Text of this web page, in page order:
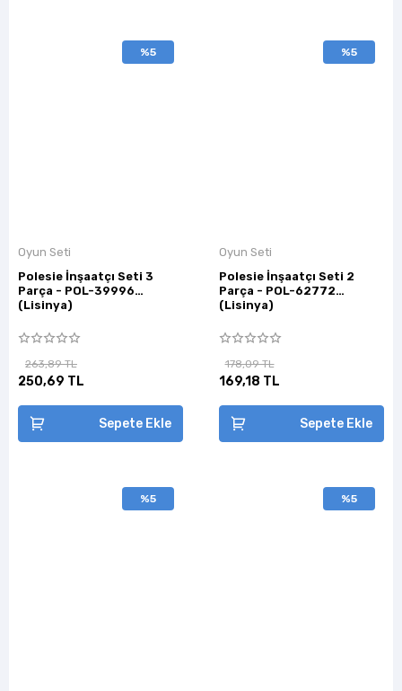
%5
Oyun Seti
Polesie İnşaatçı Seti 3
Parça - POL-39996
(Lisinya)
263,89 TL
250,69 TL
Sepete Ekle
%5
Oyun Seti
Polesie İnşaatçı Seti 2
Parça - POL-62772
(Lisinya)
178,09 TL
169,18 TL
Sepete Ekle
%5 %5